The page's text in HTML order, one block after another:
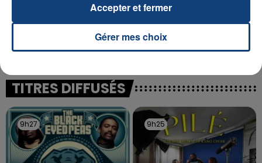
UNE ADOLESCENTE DEVANT SE FAIRE
OPÉRER DE LA CHEVILLE RESSORT DE LA...
La famille a porté plainte contre la clinique qui a
excuses.
TITRES DIFFUSÉS
9h27
9h27 9h25
9h25
Gérer mes choix
Accepter et fermer